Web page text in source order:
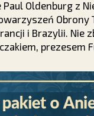
Oldenburg z
Obrony
i Brazylii.
prezesem